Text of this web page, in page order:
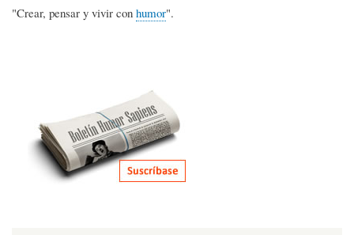
"Crear, pensar y vivir con humor".